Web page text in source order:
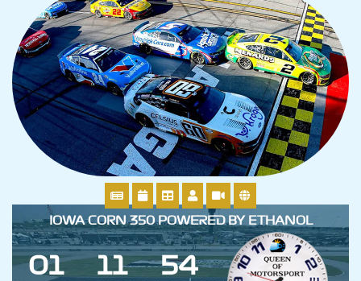
IOWA CORN 350 POWERED BY ETHANOL
01 11 54